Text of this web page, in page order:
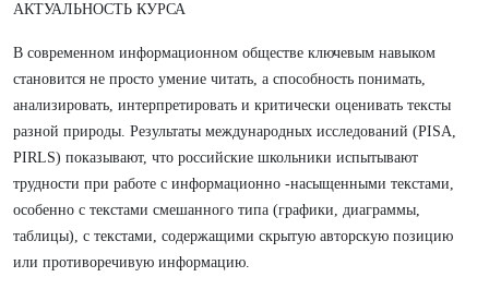
АКТУАЛЬНОСТЬ КУРСА
В современном информационном обществе ключевым навыком
становится не просто умение читать, а способность понимать,
анализировать, интерпретировать и критически оценивать тексты
разной природы. Результаты международных исследований (PISA,
PIRLS) показывают, что российские школьники испытывают
трудности при работе с информационно -насыщенными текстами,
особенно с текстами смешанного типа (графики, диаграммы,
таблицы), с текстами, содержащими скрытую авторскую позицию
или противоречивую информацию.